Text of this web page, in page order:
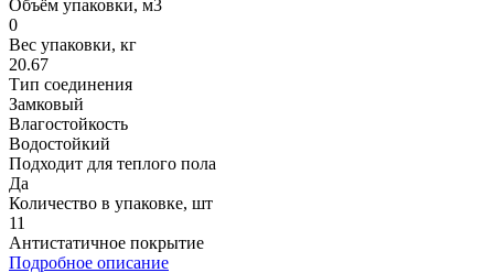
Объём упаковки, м3
0
Вес упаковки, кг
20.67
Тип соединения
Замковый
Влагостойкость
Водостойкий
Подходит для теплого пола
Да
Количество в упаковке, шт
11
Антистатичное покрытие
Подробное описание